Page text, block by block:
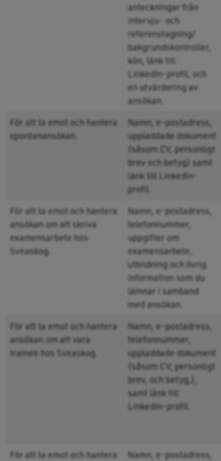
anteckningar från
intervju- och
referenstagning/
bakgrundskontroller,
kön, länk till
LinkedIn-profil, och
en utvärdering av
ansökan.
För att ta emot och hantera
spontanansökan.
Namn, e-postadress,
uppladdade dokument
(såsom CV, personligt
brev och betyg) samt
länk till Linkedin-
profil.
För att ta emot och hantera
ansökan om att skriva
examensarbete hos
Sveaskog.
Namn, e-postadress,
telefonnummer,
uppgifter om
examensarbete,
utbildning och övrig
information som du
lämnar i samband
med ansökan.
För att ta emot och hantera
ansökan om att vara
trainee hos Sveaskog.
Namn, e-postadress,
telefonnummer,
uppladdade dokument
(såsom CV, personligt
brev, och betyg,),
samt länk till
LinkedIn-profil.
För att ta emot och hantera
Namn, e-postadress,